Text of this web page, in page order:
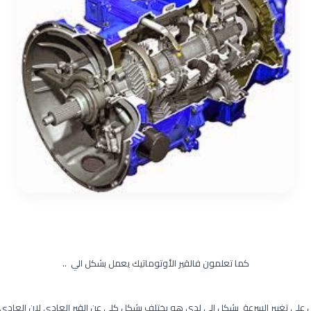
كما تعلمون فالقير الأوتوماتيك يعمل بشكل الي ..
على تغيير السرعة بشكل الي لدى هو يختلف بشكل كلي عن القير العادي لان